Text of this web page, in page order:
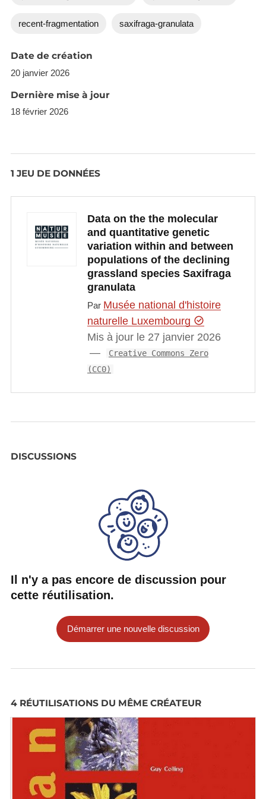
negative effects of fragmentation. The relationship
distance may be a more sensitive indicator of
selection than QST–FST differences.
recent-fragmentation saxifraga-granulata
Date de création
20 janvier 2026
Dernière mise à jour
18 février 2026
1 JEU DE DONNÉES
Data on the the molecular
and quantitative genetic
variation within and between
populations of the declining
grassland species Saxifraga
granulata
Par Musée national d'histoire
naturelle Luxembourg
Mis à jour le 27 janvier 2026
Creative Commons Zero
(CC0)
DISCUSSIONS
Il n'y a pas encore de discussion pour
cette réutilisation.
Démarrer une nouvelle discussion
4 RÉUTILISATIONS DU MÊME CRÉATEUR